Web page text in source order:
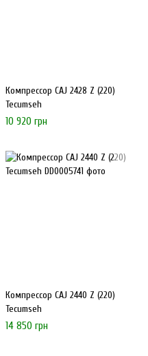
Компрессор CAJ 2428 Z (220)
Tecumseh
10 920 грн
Компрессор CAJ 2440 Z (220)
Tecumseh
14 850 грн